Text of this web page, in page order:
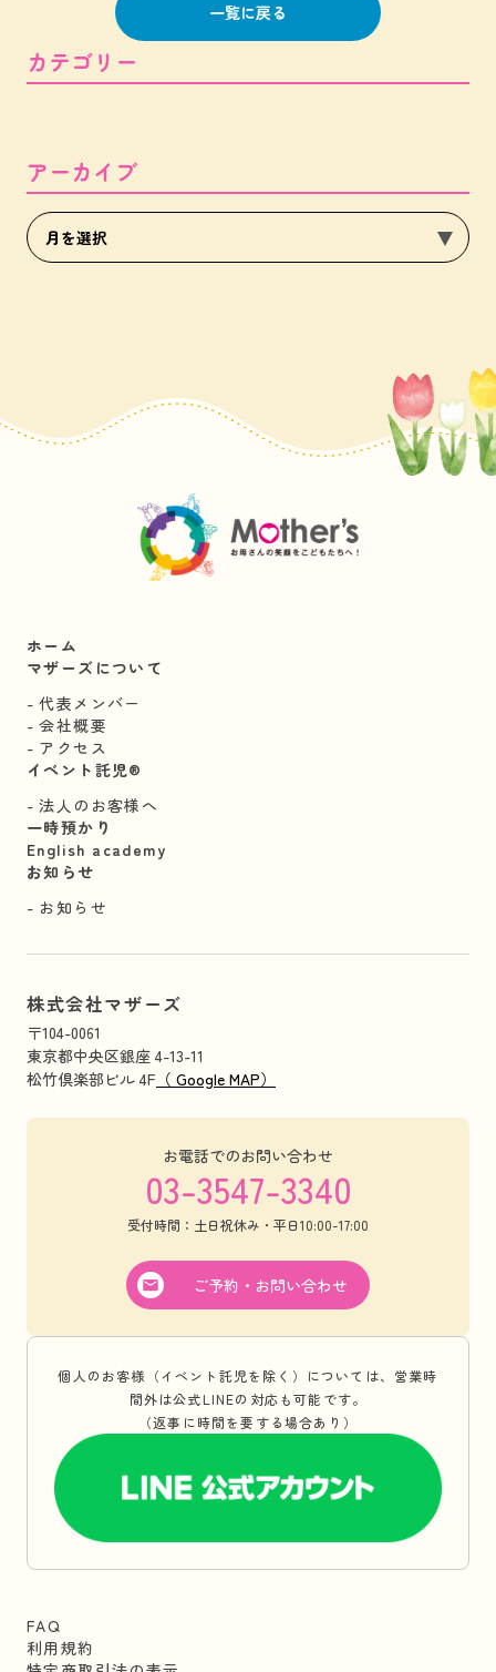
一覧に戻る
カテゴリー
アーカイブ
ホーム
マザーズについて
代表メンバー
会社概要
アクセス
イベント託児®︎
法人のお客様へ
一時預かり
English academy
お知らせ
お知らせ
株式会社マザーズ
〒104-0061
東京都中央区銀座 4-13-11
松竹倶楽部ビル 4F （ Google MAP）
お電話でのお問い合わせ
03-3547-3340
受付時間：土日祝休み・平日10:00-17:00
ご予約・お問い合わせ
個人のお客様（イベント託児を除く）については、営業時
間外は公式LINEの対応も可能です。
（返事に時間を要する場合あり）
FAQ
利用規約